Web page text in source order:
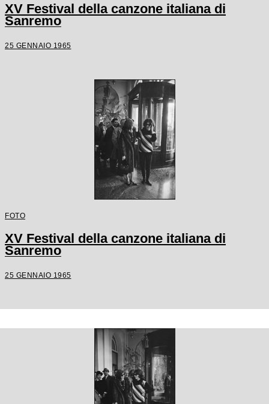
XV Festival della canzone italiana di
Sanremo
25 GENNAIO 1965
FOTO
XV Festival della canzone italiana di
Sanremo
25 GENNAIO 1965